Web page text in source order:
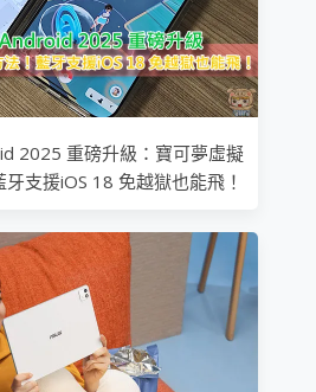
2025 重磅升級：寶可夢虛擬
支援iOS 18 免越獄也能飛！